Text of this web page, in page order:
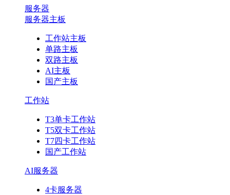
服务器
服务器主板
工作站主板
单路主板
双路主板
AI主板
国产主板
工作站
T3单卡工作站
T5双卡工作站
T7四卡工作站
国产工作站
AI服务器
4卡服务器